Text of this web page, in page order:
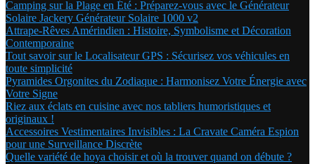
Camping sur la Plage en Été : Préparez-vous avec le Générateur
Solaire Jackery Générateur Solaire 1000 v2
Attrape-Rêves Amérindien : Histoire, Symbolisme et Décoration
Contemporaine
Tout savoir sur le Localisateur GPS : Sécurisez vos véhicules en
toute simplicité
Pyramides Orgonites du Zodiaque : Harmonisez Votre Énergie avec
Votre Signe
Riez aux éclats en cuisine avec nos tabliers humoristiques et
originaux !
Accessoires Vestimentaires Invisibles : La Cravate Caméra Espion
pour une Surveillance Discrète
Quelle variété de hoya choisir et où la trouver quand on débute ?